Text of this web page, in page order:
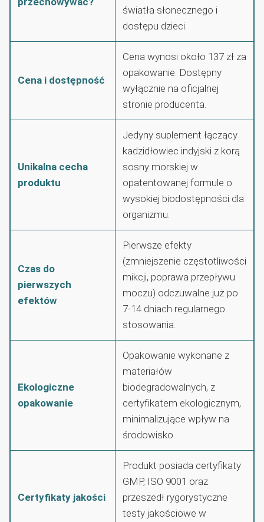
światła słonecznego i
dostępu dzieci.
Cena i dostępność
Cena wynosi około 137 zł za
opakowanie. Dostępny
wyłącznie na oficjalnej
stronie producenta.
Unikalna cecha
produktu
Jedyny suplement łączący
kadzidłowiec indyjski z korą
sosny morskiej w
opatentowanej formule o
wysokiej biodostępności dla
organizmu.
Czas do
pierwszych
efektów
Pierwsze efekty
(zmniejszenie częstotliwości
mikcji, poprawa przepływu
moczu) odczuwalne już po
7-14 dniach regularnego
stosowania.
Ekologiczne
opakowanie
Opakowanie wykonane z
materiałów
biodegradowalnych, z
certyfikatem ekologicznym,
minimalizujące wpływ na
środowisko.
Certyfikaty jakości
Produkt posiada certyfikaty
GMP, ISO 9001 oraz
przeszedł rygorystyczne
testy jakościowe w